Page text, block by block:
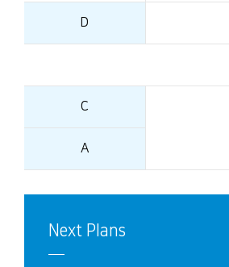
D
C
A
Next Plans